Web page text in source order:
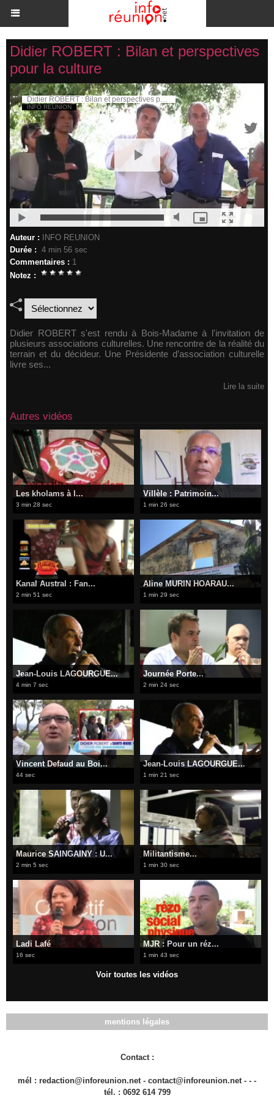
Didier ROBERT : Bilan et perspectives
pour la culture
Auteur :
INFO REUNION
Durée : 4 min 56 sec
Commentaires : 1
Notez :
Didier ROBERT s'est rendu à Bois-Madame à l'invitation de
plusieurs associations culturelles. Une rencontre de la réalité du
terrain et du décideur. Une Présidente d’association culturelle
livre ses...
Lire la suite
Autres vidéos
Les kholams à l...
3 min 28 sec
Villèle : Patrimoin...
1 min 26 sec
Kanal Austral : Fan...
2 min 51 sec
Aline MURIN HOARAU...
1 min 29 sec
Jean-Louis LAGOURGUE...
4 min 7 sec
Journée Porte...
2 min 24 sec
Vincent Defaud au Boi...
44 sec
Jean-Louis LAGOURGUE...
1 min 21 sec
Maurice SAINGAINY : U...
2 min 5 sec
Militantisme...
1 min 30 sec
Ladi Lafé
16 sec
MJR : Pour un réz...
1 min 43 sec
Voir toutes les vidéos
mentions légales
Contact :
mél : redaction@inforeunion.net - contact@inforeunion.net - - -
tél. : 0692 614 799